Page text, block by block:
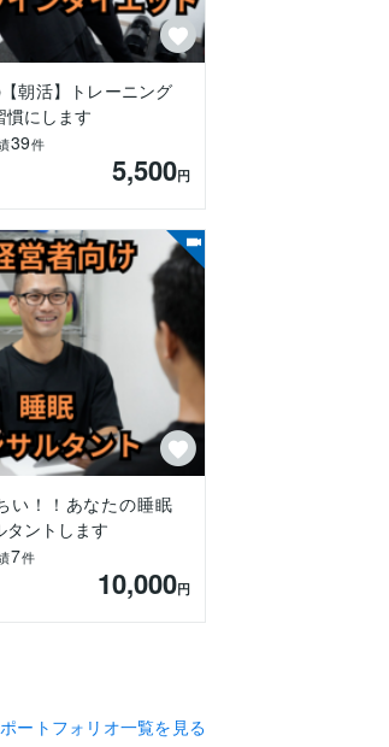
て、心身共に健康
朝活】トレーニング
慣にします
39件
5,500円
い！！あなたの睡眠
タントします
7件
10,000円
ポートフォリオ一覧を見る